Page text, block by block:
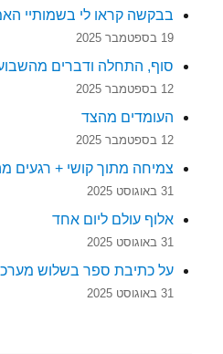
בבקשה קראו לי בשמותיי
19 בספטמבר 2025
סוף, התחלה ודברים
12 בספטמבר 2025
העומדים מהצד
12 בספטמבר 2025
צמיחה מתוך קושי + רגעים
31 באוגוסט 2025
אלוף עולם ליום אחד
31 באוגוסט 2025
על כתיבת ספר בשלוש
31 באוגוסט 2025